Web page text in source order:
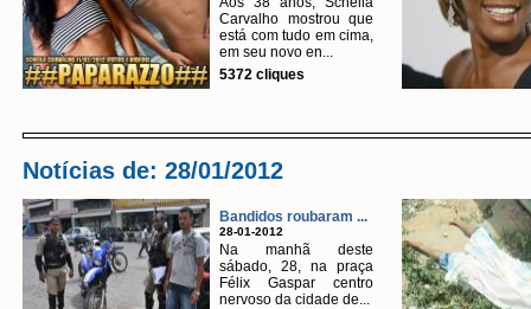
Carvalho mostrou que
está com tudo em cima,
em seu novo en...
5372 cliques
Notícias de: 28/01/2012
Bandidos roubaram ...
28-01-2012
Na manhã deste
sábado, 28, na praça
Félix Gaspar centro
nervoso da cidade de...